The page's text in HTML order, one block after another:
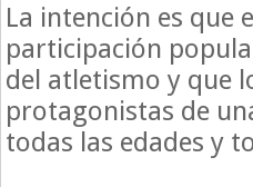
La intención es que
participación
del atletismo y que
protagonistas de
todas las edades y